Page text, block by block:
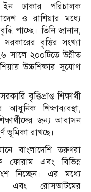
ইন ঢাকার পরিচালক
ও রাশিয়ার মধ্যে
পাচ্ছে। তিনি জানান,
সরকারের বৃত্তির সংখ্যা
২০০টিতে উন্নীত
উচ্চশিক্ষার সুযোগ
বৃত্তিপ্রাপ্ত শিক্ষার্থী
শিক্ষাব্যবস্থা,
জন্য আবাসন
ভূমিকা রাখছে।
বাংলাদেশি তরুণরা
ফোরাম এবং বিভিন্ন
নিচ্ছেন। এর মধ্যে
এবং রোসআটমের